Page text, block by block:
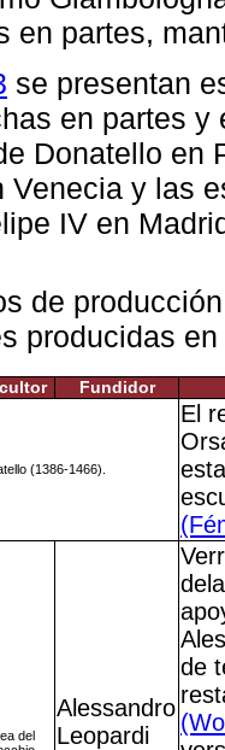
en partes,
se presentan
en partes
Donatello en
Venecia y las
IV en
de
producidas
Fundidor
(1386-1466).
El
del
Alessandro
Leopardi
de